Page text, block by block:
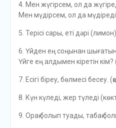
4. Мен жүгірсем, ол да
Мен мүдірсем, ол да
5. Терісі сары, еті дәрі (лимон)
6. Үйден ең соңынан шығатын
Үйге ең алдымен кіретін кім?
7. Есігі біреу, бөлмесі бесеу.
8. Күн күледі, жер түледі
9. Орақ болып туады, табақ